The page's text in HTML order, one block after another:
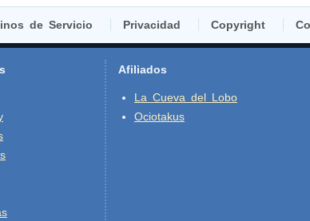
de Servicio Privacidad Copyright
Afiliados
La Cueva del Lobo
Ociotakus